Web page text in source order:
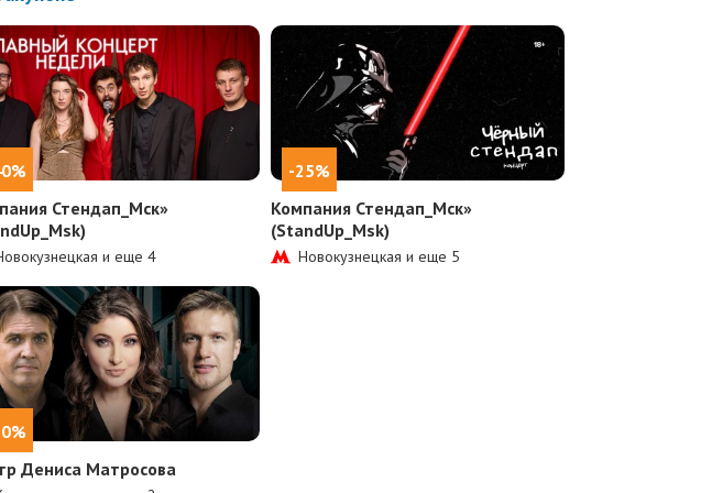
Стендап_Мск»
и еще 4
-25%
Компания Стендап_Мск»
(StandUp_Msk)
Новокузнецкая и еще 5
Дениса Матросова